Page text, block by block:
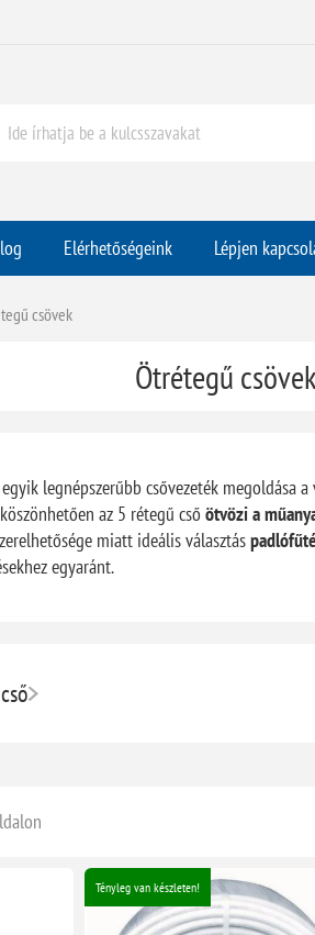
Elérhetőségeink Lépjen
csövek
Ötrétegű
legnépszerűbb csővezeték megoldása
az 5 rétegű cső ötvözi a
miatt ideális választás
egyaránt.
Tényleg van készleten!